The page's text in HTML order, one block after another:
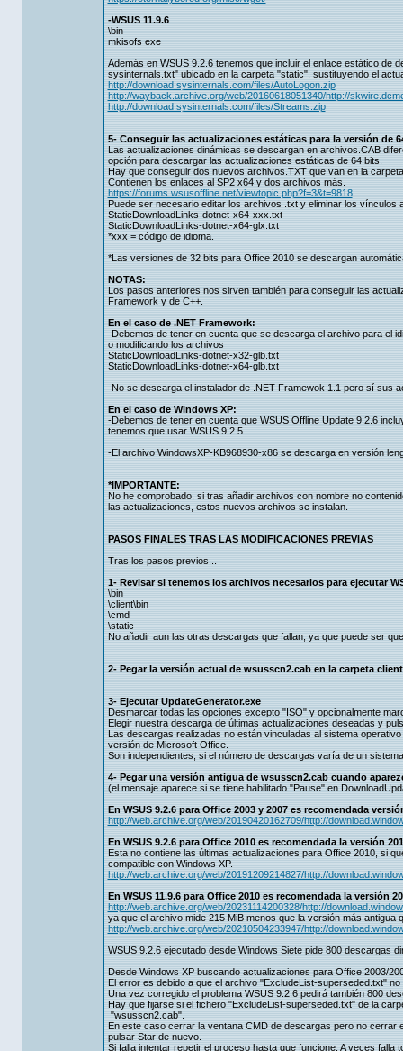
-WSUS 11.9.6
\bin
mkisofs exe
Además en WSUS 9.2.6 tenemos que incluir el enlace estático
sysinternals.txt" ubicado en la carpeta "static", sustituyendo el
http://download.sysinternals.com/files/AutoLogon.zip
http://wayback.archive.org/web/20160618051340/http://
http://download.sysinternals.com/files/Streams.zip
5- Conseguir las actualizaciones estáticas para la versión de
Las actualizaciones dinámicas se descargan en archivos.CAB
opción para descargar las actualizaciones estáticas de 64 bits.
Hay que conseguir dos nuevos archivos.TXT que van en la
Contienen los enlaces al SP2 x64 y dos archivos más.
https://forums.wsusoffline.net/viewtopic.php?f=3&t=9818
Puede ser necesario editar los archivos .txt y eliminar los vínculos
StaticDownloadLinks-dotnet-x64-xxx.txt
StaticDownloadLinks-dotnet-x64-glx.txt
*xxx = código de idioma.
*Las versiones de 32 bits para Office 2010 se descargan
NOTAS:
Los pasos anteriores nos sirven también para conseguir las
Framework y de C++.
En el caso de .NET Framework:
-Debemos de tener en cuenta que se descarga el archivo para el
o modificando los archivos
StaticDownloadLinks-dotnet-x32-glb.txt
StaticDownloadLinks-dotnet-x64-glb.txt
-No se descarga el instalador de .NET Framewok 1.1 pero sí sus
En el caso de Windows XP:
-Debemos de tener en cuenta que WSUS Offline Update 9.2.6
tenemos que usar WSUS 9.2.5.
-El archivo WindowsXP-KB968930-x86 se descarga en versión
*IMPORTANTE:
No he comprobado, si tras añadir archivos con nombre no
las actualizaciones, estos nuevos archivos se instalan.
PASOS FINALES TRAS LAS MODIFICACIONES PREVIAS
Tras los pasos previos...
1- Revisar si tenemos los archivos necesarios para ejecutar
\bin
\client\bin
\cmd
\static
No añadir aun las otras descargas que fallan, ya que puede ser
2- Pegar la versión actual de wsusscn2.cab en la carpeta
3- Ejecutar UpdateGenerator.exe
Desmarcar todas las opciones excepto "ISO" y opcionalmente
Elegir nuestra descarga de últimas actualizaciones deseadas y
Las descargas realizadas no están vinculadas al sistema
versión de Microsoft Office.
Son independientes, si el número de descargas varía de un
4- Pegar una versión antigua de wsusscn2.cab cuando
(el mensaje aparece si se tiene habilitado "Pause" en
En WSUS 9.2.6 para Office 2003 y 2007 es recomendada
http://web.archive.org/web/20190420162709/http://
En WSUS 9.2.6 para Office 2010 es recomendada la versión
Esta no contiene las últimas actualizaciones para Office 2010, si
compatible con Windows XP.
http://web.archive.org/web/20191209214827/http://
En WSUS 11.9.6 para Office 2010 es recomendada la versión
http://web.archive.org/web/20231114200328/http://
ya que el archivo mide 215 MiB menos que la versión más
http://web.archive.org/web/20210504233947/http://
WSUS 9.2.6 ejecutado desde Windows Siete pide 800 descargas
Desde Windows XP buscando actualizaciones para Office 2003/
El error es debido a que el archivo "ExcludeList-superseded.txt"
Una vez corregido el problema WSUS 9.2.6 pedirá también 800
Hay que fijarse si el fichero "ExcludeList-superseded.txt" de la
"wsusscn2.cab".
En este caso cerrar la ventana CMD de descargas pero no
pulsar Star de nuevo.
Si falla intentar repetir el proceso hasta que funcione. A veces falla